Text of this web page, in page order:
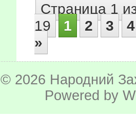
Страница 1
19
1 2 3
4
»
© 2026 Народний
Powered by